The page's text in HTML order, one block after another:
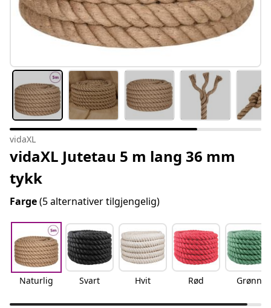
vidaXL
vidaXL Jutetau 5 m lang 36 mm
tykk
Farge(5 alternativer tilgjengelig)
Naturlig Svart Hvit Rød Grønn